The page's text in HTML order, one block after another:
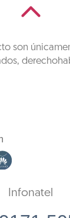
son
Infonatel